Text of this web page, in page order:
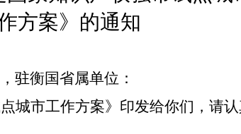
方案》的通知
驻衡国省属单位：
城市工作方案》 印发给你们，请认